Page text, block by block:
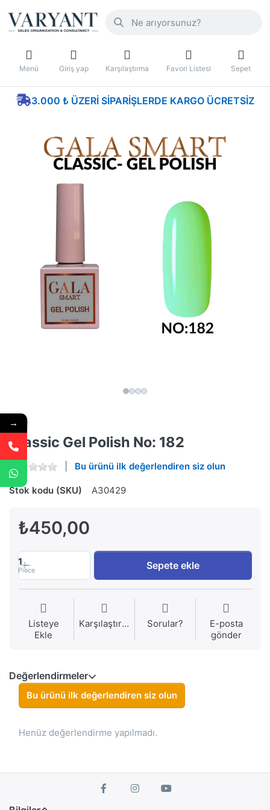
Menü Giriş yap Karşılaştırma Favori Listesi Sepet
3.000 ₺ ÜZERI SIPARIŞLERDE KARGO ÜCRETSIZ
Classic Gel Polish No: 182
Bu ürünü ilk değerlendiren siz olun
Stok kodu (SKU) A30429
₺450,00
1
Piece Sepete ekle
Listeye
Ekle
Karşılaştırma Sorular?
E-posta
gönder
Değerlendirmeler
Bu ürünü ilk değerlendiren siz olun
Henüz değerlendirme yapılmadı.
→